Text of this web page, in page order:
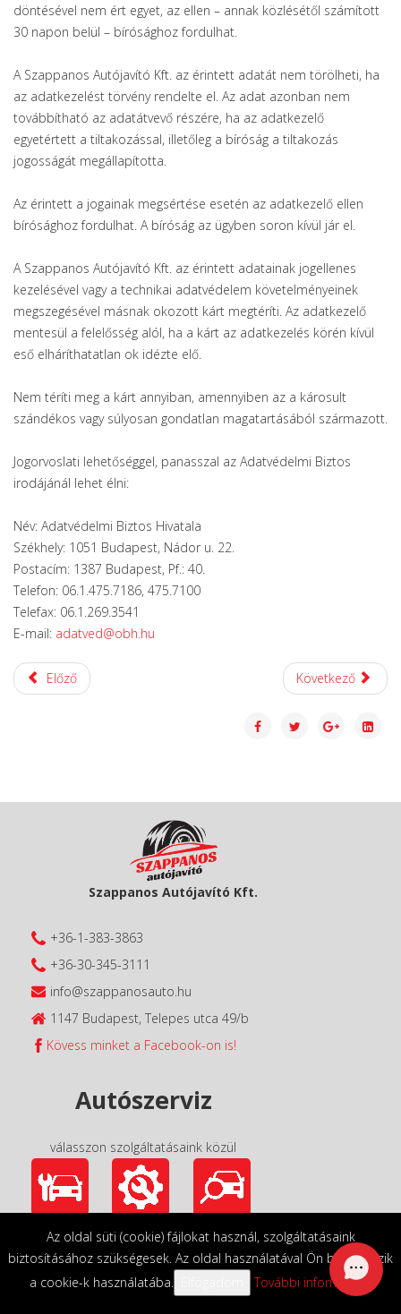
döntésével nem ért egyet, az ellen – annak közlésétől számított
30 napon belül – bírósághoz fordulhat.
A Szappanos Autójavító Kft. az érintett adatát nem törölheti, ha
az adatkezelést törvény rendelte el. Az adat azonban nem
továbbítható az adatátvevő részére, ha az adatkezelő
egyetértett a tiltakozással, illetőleg a bíróság a tiltakozás
jogosságát megállapította.
Az érintett a jogainak megsértése esetén az adatkezelő ellen
bírósághoz fordulhat. A bíróság az ügyben soron kívül jár el.
A Szappanos Autójavító Kft. az érintett adatainak jogellenes
kezelésével vagy a technikai adatvédelem követelményeinek
megszegésével másnak okozott kárt megtéríti. Az adatkezelő
mentesül a felelősség alól, ha a kárt az adatkezelés körén kívül
eső elháríthatatlan ok idézte elő.
Nem téríti meg a kárt annyiban, amennyiben az a károsult
szándékos vagy súlyosan gondatlan magatartásából származott.
Jogorvoslati lehetőséggel, panasszal az Adatvédelmi Biztos
irodájánál lehet élni:
Név: Adatvédelmi Biztos Hivatala
Székhely: 1051 Budapest, Nádor u. 22.
Postacím: 1387 Budapest, Pf.: 40.
Telefon: 06.1.475.7186, 475.7100
Telefax: 06.1.269.3541
E-mail: adatved@obh.hu
Előző Következő
Szappanos Autójavító Kft.
+36-1-383-3863
+36-30-345-3111
info@szappanosauto.hu
1147 Budapest, Telepes utca 49/b
Kövess minket a Facebook-on is!
Autószerviz
válasszon szolgáltatásaink közül
Az oldal süti (cookie) fájlokat használ, szolgáltatásaink
biztosításához szükségesek. Az oldal használatával Ön beleegyezik
a cookie-k használatába.
További információk